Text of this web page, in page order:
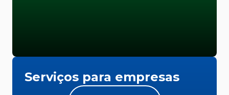
Serviços para empresas